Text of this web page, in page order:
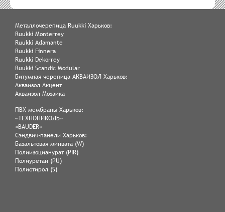
Металлочерепица Ruukki Харьков:
Ruukki Monterrey
Ruukki Adamante
Ruukki Finnera
Ruukki Dekorrey
Ruukki Scandic Modular
Битумная черепица АКВАИЗОЛ Харьков:
Акваизол Акцент
Акваизол Мозаика
ПВХ мембраны Харьков:
«ТЕХНОНИКОЛЬ»
«BAUDER»
Сэндвич-панели Харьков:
Базальтовая минвата (W)
Полиизоцианурат (PIR)
Полиуретан (PU)
Полистирол (S)